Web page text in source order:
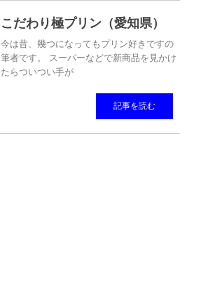
こだわり極プリン（愛知県）
今は昔、幾つになってもプリン好きですの
筆者です。 スーパーなどで新商品を見かけ
たらついつい手が
記事を読む